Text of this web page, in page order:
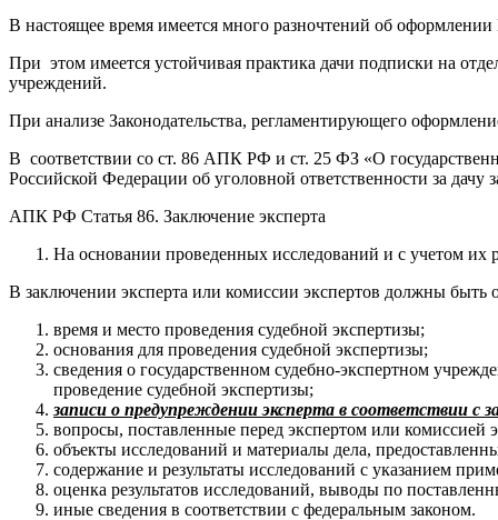
В настоящее время имеется много разночтений об
При этом имеется устойчивая практика дачи подписки на
учреждений.
При анализе Законодательства, регламентирующего
В соответствии со ст. 86 АПК РФ и ст. 25 ФЗ «О
Российской Федерации об уголовной ответственности за дачу
АПК РФ Статья 86. Заключение эксперта
На основании проведенных исследований и с учетом их
В заключении эксперта или комиссии экспертов должны быть
время и место проведения судебной экспертизы;
основания для проведения судебной экспертизы;
сведения о государственном судебно-экспертном
проведение судебной экспертизы;
записи о предупреждении эксперта в соответствии с
вопросы, поставленные перед экспертом или комиссией
объекты исследований и материалы дела,
содержание и результаты исследований с указанием
оценка результатов исследований, выводы по
иные сведения в соответствии с федеральным законом.